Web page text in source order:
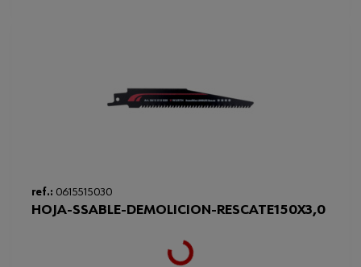
ref.: 0615515030
HOJA-SSABLE-DEMOLICION-RESCATE150X3,0
Loading...